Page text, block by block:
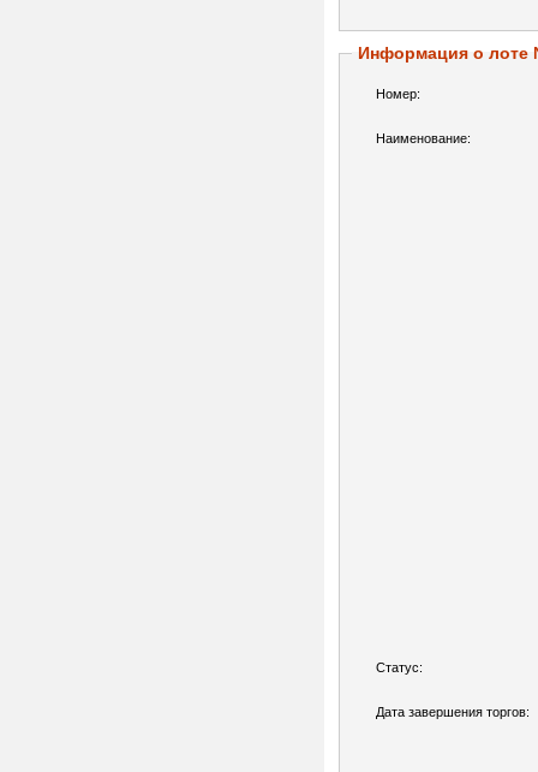
Информация о лоте
Номер:
Наименование:
Статус:
Дата завершения торгов: